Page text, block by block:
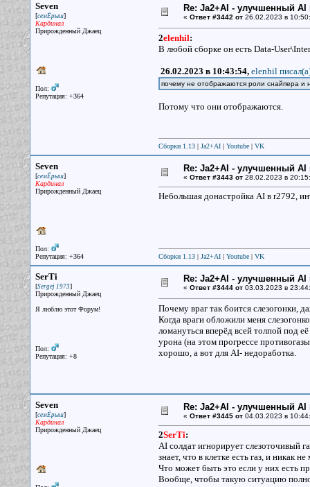
Seven
[семЁрыш]
Кардинал
Прирожденный Джаец
Пол:
Репутация: +364
Re: Ja2+AI - улучшенный AI
« Ответ #3442 от26.02.2023 в
2elenhil:
В любой сборке он есть Data-
26.02.2023 в 10:43:54, elenhil
почему не отображаются роли снайпера и
Потому что они отображаются.
Сборки 1.13| Ja2+AI| Youtube| VK
Seven
[семЁрыш]
Кардинал
Прирожденный Джаец
Пол:
Репутация: +364
Re: Ja2+AI - улучшенный AI
« Ответ #3443 от28.02.2023 в
Небольшая донастройка AI в r2792,
Сборки 1.13| Ja2+AI| Youtube| VK
SerTi
[Sergej 1973]
Прирожденный Джаец
Я люблю этот Форум!
Пол:
Репутация: +8
Re: Ja2+AI - улучшенный AI
« Ответ #3444 от03.03.2023 в
Почему враг так боится слезогонки,
Когда враги обложили меня
ломануться вперёд всей толпой под
урона (на этом прогрессе
хорошо, а вот для AI- недоработка.
Seven
[семЁрыш]
Кардинал
Прирожденный Джаец
Re: Ja2+AI - улучшенный AI
« Ответ #3445 от04.03.2023 в
2SerTi:
AI солдат игнорирует слезоточивый
знает, что в клетке есть газ, и никак
Что может быть это если у них есть
Вообще, чтобы такую ситуацию